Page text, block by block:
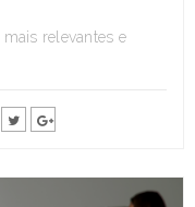
relevantes e